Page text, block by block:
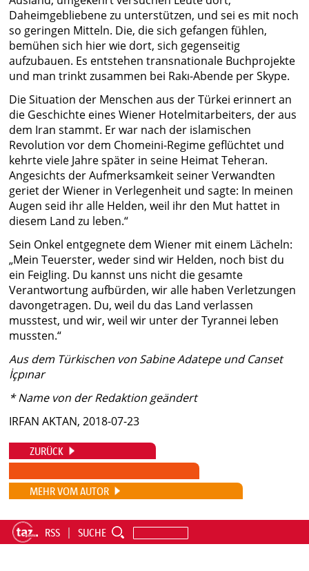
Daheimgebliebene zu unterstützen, und sei es mit noch
so geringen Mitteln. Die, die sich gefangen fühlen,
bemühen sich hier wie dort, sich gegenseitig
aufzubauen. Es entstehen transnationale Buchprojekte
und man trinkt zusammen bei Rakı-Abende per Skype.
Die Situation der Menschen aus der Türkei erinnert an
die Geschichte eines Wiener Hotelmitarbeiters, der aus
dem Iran stammt. Er war nach der islamischen
Revolution vor dem Chomeini-Regime geflüchtet und
kehrte viele Jahre später in seine Heimat Teheran.
Angesichts der Aufmerksamkeit seiner Verwandten
geriet der Wiener in Verlegenheit und sagte: In meinen
Augen seid ihr alle Helden, weil ihr den Mut hattet in
diesem Land zu leben.“
Sein Onkel entgegnete dem Wiener mit einem Lächeln:
„Mein Teuerster, weder sind wir Helden, noch bist du
ein Feigling. Du kannst uns nicht die gesamte
Verantwortung aufbürden, wir alle haben Verletzungen
davongetragen. Du, weil du das Land verlassen
musstest, und wir, weil wir unter der Tyrannei leben
mussten.“
Aus dem Türkischen von Sabine Adatepe und Canset
İçpınar
* Name von der Redaktion geändert
IRFAN AKTAN, 2018-07-23
ZURÜCK
MEHR VOM AUTOR
RSS SUCHE